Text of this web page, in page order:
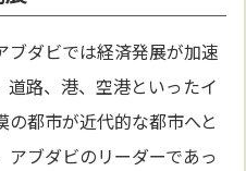
ブダビでは経済発展が加速
道路、港、空港といったイ
の都市が近代的な都市へと
ブダビのリーダーであっ